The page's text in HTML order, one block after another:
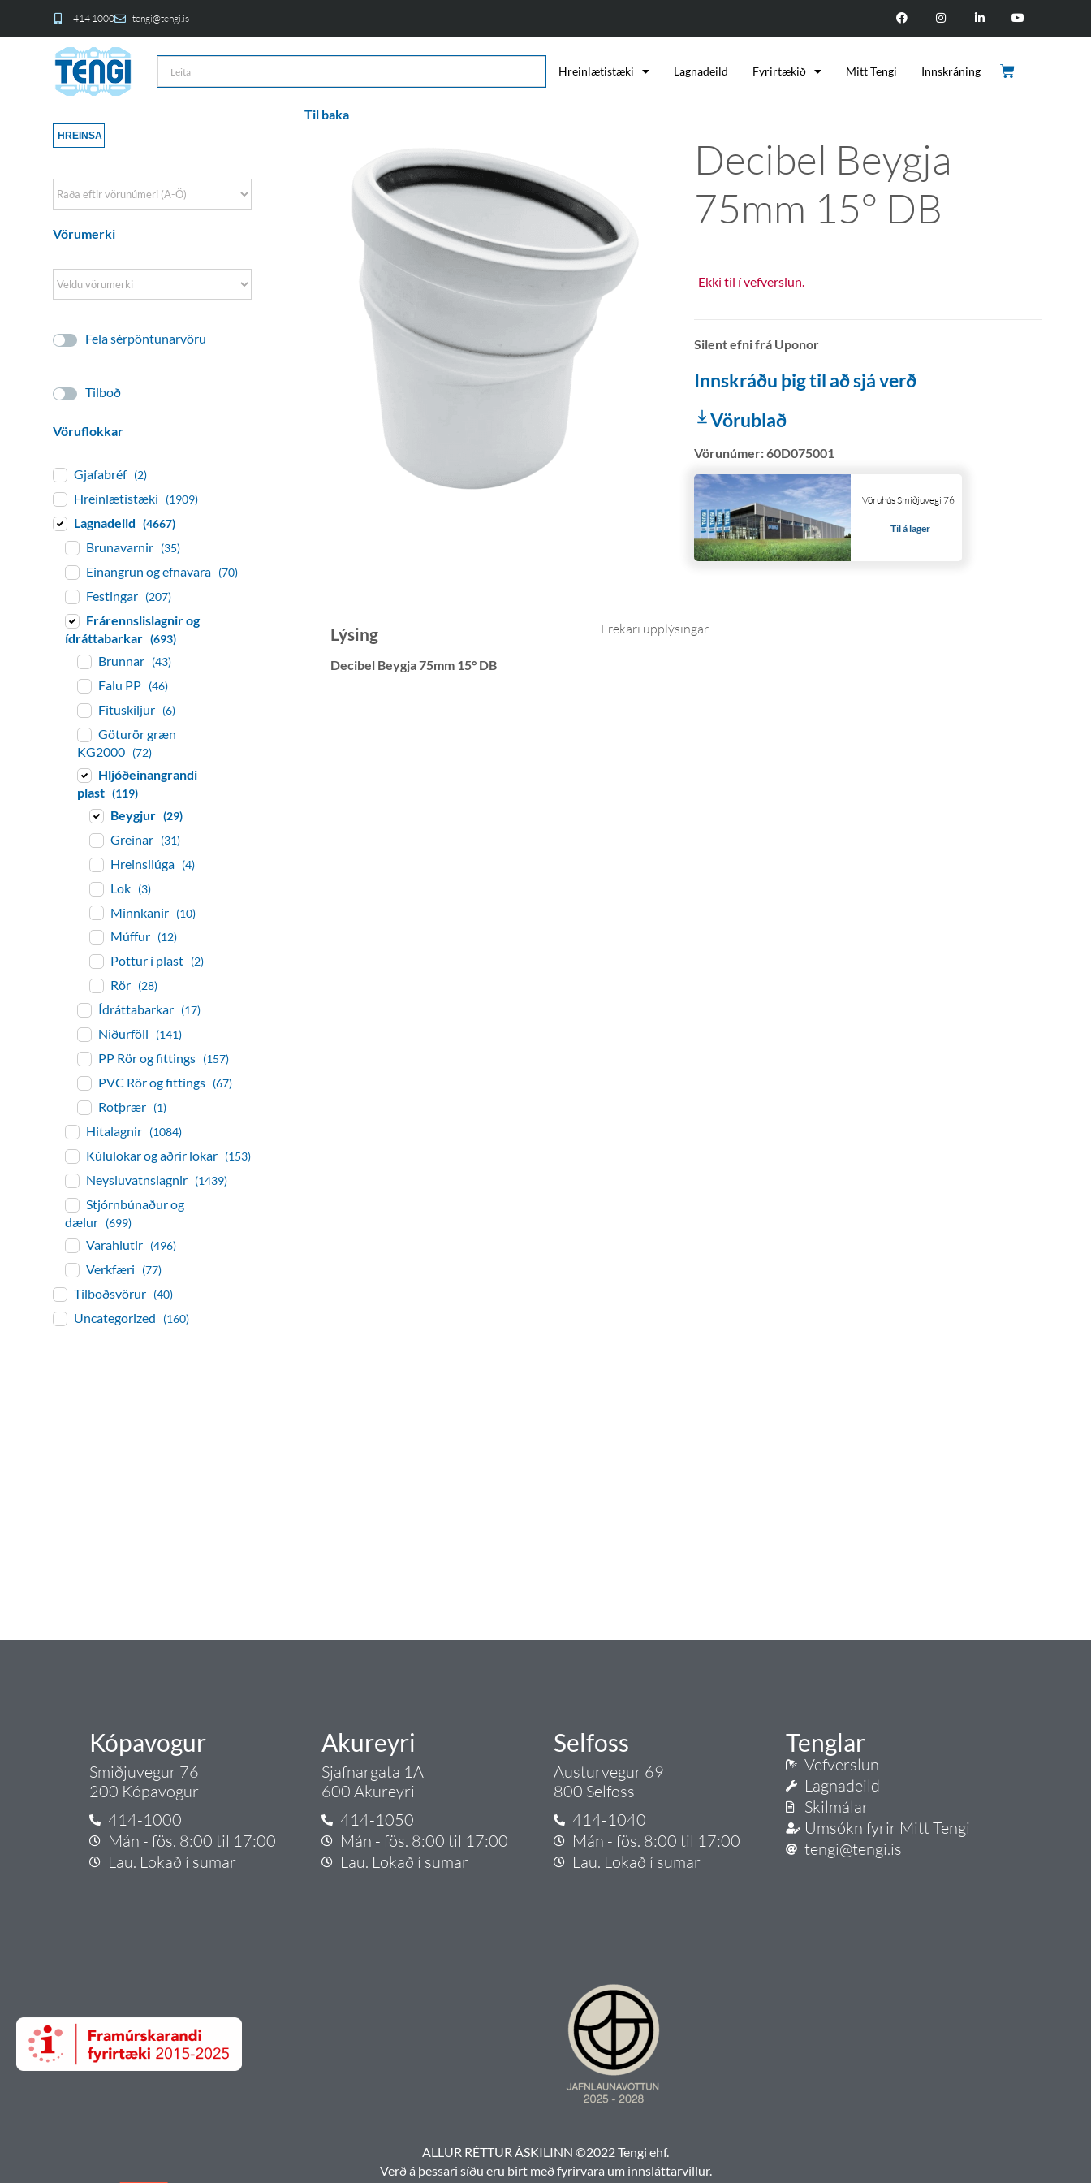
414 1000 tengi@tengi.is
Hreinlætistæki Lagnadeild Fyrirtækið Mitt Tengi Innskráning
Til baka
Decibel Beygja
75mm 15° DB
Ekki til í vefverslun.
Silent efni frá Uponor
Innskráðu þig til að sjá verð
Vörublað
Vörunúmer:60D075001
Vöruhús Smiðjuvegi 76
Til á lager
Lýsing
Decibel Beygja 75mm 15° DB
Frekari upplýsingar
HREINSA
Sort Products
Vörumerki
Fela sérpöntunarvöru
Tilboð
Vöruflokkar
Gjafabréf (2)
Hreinlætistæki (1909)
Lagnadeild (4667)
Brunavarnir (35)
Einangrun og efnavara (70)
Festingar (207)
Frárennslislagnir og
ídráttabarkar (693)
Brunnar (43)
Falu PP (46)
Fituskiljur (6)
Göturör græn
KG2000 (72)
Hljóðeinangrandi
plast (119)
Beygjur (29)
Greinar (31)
Hreinsilúga (4)
Lok (3)
Minnkanir (10)
Múffur (12)
Pottur í plast (2)
Rör (28)
Ídráttabarkar (17)
Niðurföll (141)
PP Rör og fittings (157)
PVC Rör og fittings (67)
Rotþrær (1)
Hitalagnir (1084)
Kúlulokar og aðrir lokar (153)
Neysluvatnslagnir (1439)
Stjórnbúnaður og
dælur (699)
Varahlutir (496)
Verkfæri (77)
Tilboðsvörur (40)
Uncategorized (160)
Kópavogur
Smiðjuvegur 76
200 Kópavogur
414-1000
Mán - fös. 8:00 til 17:00
Lau. Lokað í sumar
Akureyri
Sjafnargata 1A
600 Akureyri
414-1050
Mán - fös. 8:00 til 17:00
Lau. Lokað í sumar
Selfoss
Austurvegur 69
800 Selfoss
414-1040
Mán - fös. 8:00 til 17:00
Lau. Lokað í sumar
Tenglar
Vefverslun
Lagnadeild
Skilmálar
Umsókn fyrir Mitt Tengi
tengi@tengi.is
ALLUR RÉTTUR ÁSKILINN ©2022 Tengi ehf.
Verð á þessari síðu eru birt með fyrirvara um innsláttarvillur.